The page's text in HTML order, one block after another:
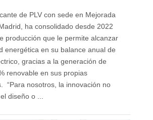
de PLV con sede en Mejorada
ha consolidado desde 2022
producción que le permite alcanzar
energética en su balance anual de
gracias a la generación de
renovable en sus propias
“Para nosotros, la innovación no
diseño o ...